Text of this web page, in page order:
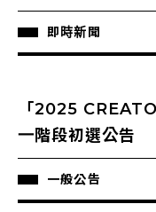
即時新聞
「2025
一階段初選公告
一般公告